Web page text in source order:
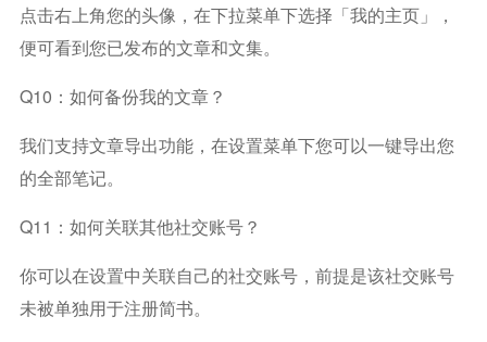
点击右上角您的头像，在下拉菜单下选择「我的主页」，
便可看到您已发布的文章和文集。
Q10：如何备份我的文章？
我们支持文章导出功能，在设置菜单下您可以一键导出您
的全部笔记。
Q11：如何关联其他社交账号？
你可以在设置中关联自己的社交账号，前提是该社交账号
未被单独用于注册简书。